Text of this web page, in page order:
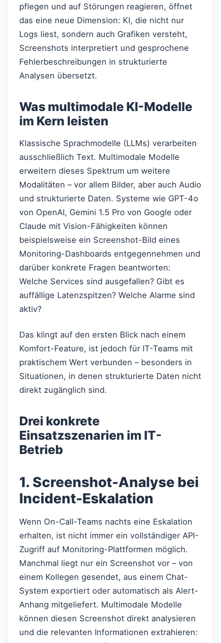
pflegen und auf Störungen reagieren, öffnet
das eine neue Dimension: KI, die nicht nur
Logs liest, sondern auch Grafiken versteht,
Screenshots interpretiert und gesprochene
Fehlerbeschreibungen in strukturierte
Analysen übersetzt.
Was multimodale KI-Modelle
im Kern leisten
Klassische Sprachmodelle (LLMs) verarbeiten
ausschließlich Text. Multimodale Modelle
erweitern dieses Spektrum um weitere
Modalitäten – vor allem Bilder, aber auch Audio
und strukturierte Daten. Systeme wie GPT-4o
von OpenAI, Gemini 1.5 Pro von Google oder
Claude mit Vision-Fähigkeiten können
beispielsweise ein Screenshot-Bild eines
Monitoring-Dashboards entgegennehmen und
darüber konkrete Fragen beantworten:
Welche Services sind ausgefallen? Gibt es
auffällige Latenzspitzen? Welche Alarme sind
aktiv?
Das klingt auf den ersten Blick nach einem
Komfort-Feature, ist jedoch für IT-Teams mit
praktischem Wert verbunden – besonders in
Situationen, in denen strukturierte Daten nicht
direkt zugänglich sind.
Drei konkrete
Einsatzszenarien im IT-
Betrieb
1. Screenshot-Analyse bei
Incident-Eskalation
Wenn On-Call-Teams nachts eine Eskalation
erhalten, ist nicht immer ein vollständiger API-
Zugriff auf Monitoring-Plattformen möglich.
Manchmal liegt nur ein Screenshot vor – von
einem Kollegen gesendet, aus einem Chat-
System exportiert oder automatisch als Alert-
Anhang mitgeliefert. Multimodale Modelle
können diesen Screenshot direkt analysieren
und die relevanten Informationen extrahieren: